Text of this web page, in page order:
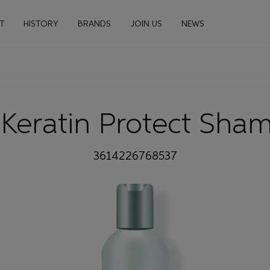
navigation
HISTORY BRANDS JOIN US NEWS
Protect
3614226768537